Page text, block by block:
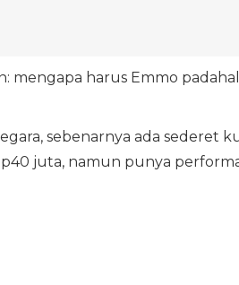
mengapa harus Emmo
sebenarnya ada sederet
juta, namun punya